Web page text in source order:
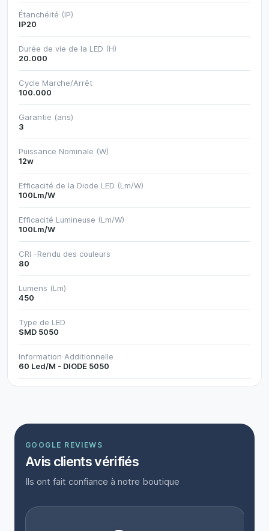
Étanchéité (IP)
IP20
Durée de vie de la LED (H)
20.000
Cycle Marche/Arrêt
100.000
Garantie (ans)
3
Puissance Nominale (W)
12w
Efficacité de la Diode LED (Lm/W)
100Lm/W
Efficacité Lumineuse (Lm/W)
100Lm/W
CRI -Rendu des couleurs
80
Lumens (Lm)
450
Type de LED
SMD 5050
Information Additionnelle
60 Led/M - DIODE 5050
GOOGLE REVIEWS
Avis clients vérifiés
Ils ont fait confiance à notre boutique